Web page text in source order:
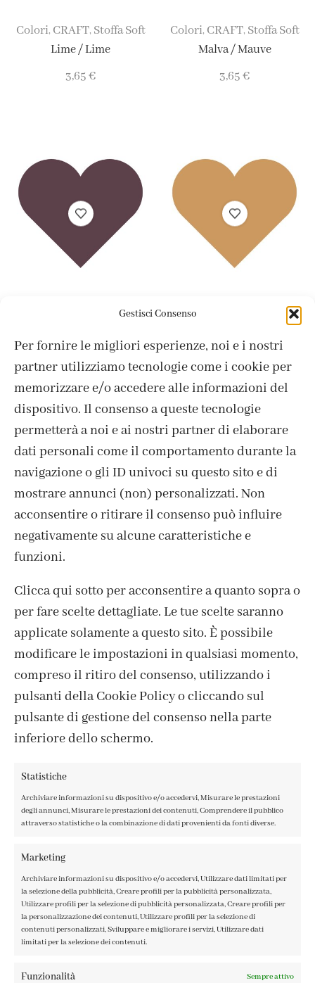
Gestisci Consenso
Per fornire le migliori esperienze, noi e i nostri
partner utilizziamo tecnologie come i cookie per
memorizzare e/o accedere alle informazioni del
dispositivo. Il consenso a queste tecnologie
permetterà a noi e ai nostri partner di elaborare
dati personali come il comportamento durante la
navigazione o gli ID univoci su questo sito e di
mostrare annunci (non) personalizzati. Non
acconsentire o ritirare il consenso può influire
negativamente su alcune caratteristiche e
funzioni.
Clicca qui sotto per acconsentire a quanto sopra o
per fare scelte dettagliate. Le tue scelte saranno
applicate solamente a questo sito. È possibile
modificare le impostazioni in qualsiasi momento,
compreso il ritiro del consenso, utilizzando i
pulsanti della Cookie Policy o cliccando sul
pulsante di gestione del consenso nella parte
inferiore dello schermo.
Statistiche
Archiviare informazioni su dispositivo e/o accedervi, Misurare le prestazioni
degli annunci, Misurare le prestazioni dei contenuti, Comprendere il pubblico
attraverso statistiche o la combinazione di dati provenienti da fonti diverse.
Marketing
Archiviare informazioni su dispositivo e/o accedervi, Utilizzare dati limitati per
la selezione della pubblicità, Creare profili per la pubblicità personalizzata,
Utilizzare profili per la selezione di pubblicità personalizzata, Creare profili per
la personalizzazione dei contenuti, Utilizzare profili per la selezione di
contenuti personalizzati, Sviluppare e migliorare i servizi, Utilizzare dati
limitati per la selezione dei contenuti.
Funzionalità Sempre attivo
Colori, CRAFT, Stoffa Soft
Lime / Lime
3,65€
Colori, CRAFT, Stoffa Soft
Malva / Mauve
3,65€
3,65€
Stoffa Soft
3,65€
ISCRIVITI ALLA NEWSLETTER
CONTATTI
COOKIE POLICY
PRIVACY POLICY
TERMINI E CONDIZIONI